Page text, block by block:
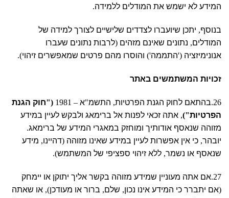
המידע לא ישמש את המודלים ללמידה.
בנוסף, יתכן שיועברו לצדדים שלישיים לצורך למידה של
המודלים, נתונים שאינם מזהים (לרבות נתונים שעברו
אנונימיזציה ('התממה') והוסרו מהם פרטים שמאפשרים זיהוי).
זכויות המשתמשים באתר
26. בהתאם לחוק הגנת הפרטיות, התשמ"א – 1981
("חוק הגנת
הפרטיות")
, אתה זכאי לפנות אל ברימאג ולבקש לעיין במידע
מזוהה שנאסף אודותיך ומוחזק במאגרי המידע של ברימאג.
יובהר, כי אין אפשרות לעיין במידע שאינו מזוהה (דהיינו, מידע
שנאסף או נשמר, ללא זיהוי ספציפי של המשתמש).
27. אם אתה מעוניין שמידע מזוהה בקשר אליך יתוקן או יימחק
(אם יתברר כי המידע אינו נכון, שלם, ברור או מעודכן), או שאתה